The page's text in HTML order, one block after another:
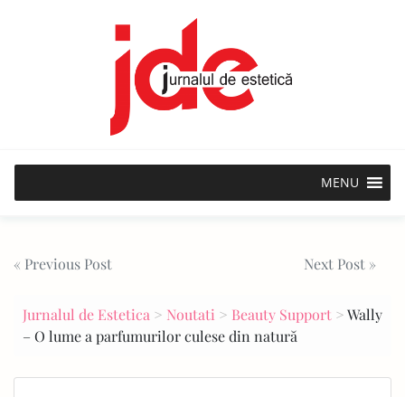
MENU
Post
navigation
« Previous Post Next Post »
Jurnalul de Estetica > Noutati > Beauty Support >Wally
– O lume a parfumurilor culese din natură